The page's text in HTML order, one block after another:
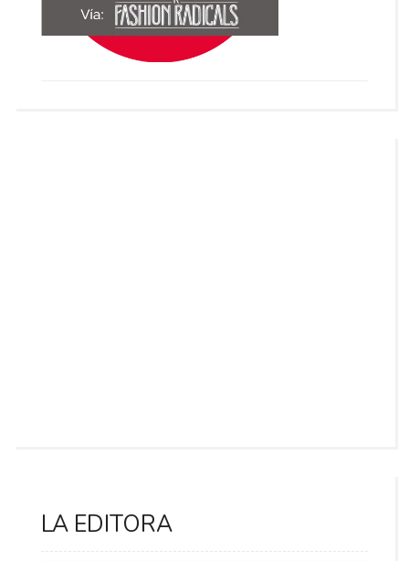
LA EDITORA